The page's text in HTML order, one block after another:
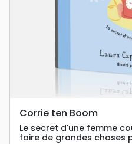
Corrie ten Boom
Le secret d'une femme
faire de grandes choses